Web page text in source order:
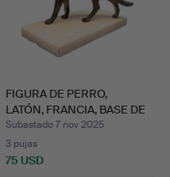
FIGURA DE PERRO,
LATÓN, FRANCIA, BASE DE
M…
Subastado 7 nov 2025
3 pujas
75 USD